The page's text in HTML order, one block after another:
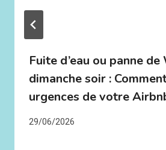
Fuite d’eau ou panne
dimanche soir :
urgences de votre
29/06/2026